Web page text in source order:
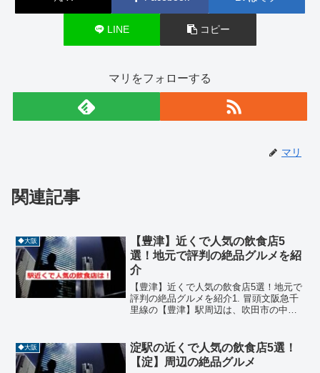
LINE コピー
マリをフォローする
マリ
関連記事
◆大阪
【豊津】近くで人気の飲食店5
選！地元で評判の絶品グルメを紹
介
【豊津】近くで人気の飲食店5選！地元で
評判の絶品グルメを紹介1. 冒頭文阪急千
里線の【豊津】駅周辺は、吹田市の中で
個性豊かな飲食店が数多く存在していま
す。近隣に大学や住...
◆大阪
淀駅の近くで人気の飲食店5選！
【淀】周辺の絶品グルメ